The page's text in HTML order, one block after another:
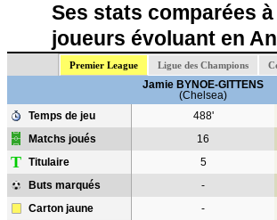
Ses stats comparées
joueurs évoluant en
Premier League Ligue des Champions
Jamie BYNOE-GITTENS
(Chelsea)
Temps de jeu
488'
Matchs joués 16
T Titulaire 5
Buts marqués -
Carton jaune -